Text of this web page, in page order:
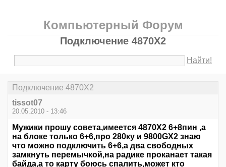
Компьютерный Форум
Подключение 4870Х2
Найти!
Подключение 4870Х2
tissot07
20.05.2010 - 13:46
Мужики прошу совета,имеется 4870Х2 6+8пин ,а
на блоке только 6+6,про 280ку и 9800GX2 знаю
что можно подключить 6+6,а два свободных
замкнуть перемычкой,на радике проканает такая
байда,а то карту боюсь спалить,может кто